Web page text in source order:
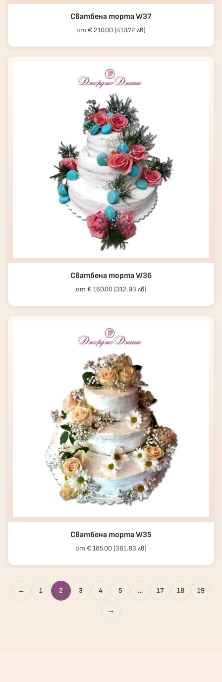
Сватбена торта W37
от € 210.00 (410.72 лв)
Сватбена торта W36
от € 160.00 (312.93 лв)
Сватбена торта W35
от € 185.00 (361.83 лв)
← 1 2 3 4 5 … 17 18 19
→